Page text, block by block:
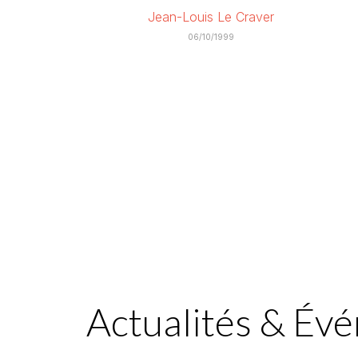
Jean-Louis Le Craver
06/10/1999
Actualités &